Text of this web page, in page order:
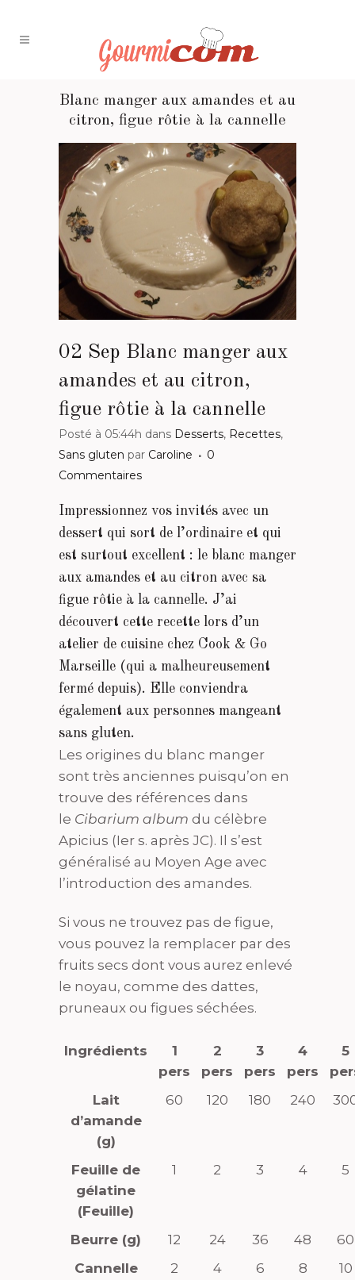
Blanc manger aux amandes et au
citron, figue rôtie à la cannelle
02 Sep Blanc manger aux
amandes et au citron,
figue rôtie à la cannelle
Posté à 05:44h dans Desserts, Recettes,
Sans gluten par Caroline
0
Commentaires
Impressionnez vos invités avec un
dessert qui sort de l’ordinaire et qui
est surtout excellent : le blanc manger
aux amandes et au citron avec sa
figue rôtie à la cannelle. J’ai
découvert cette recette lors d’un
atelier de cuisine chez Cook & Go
Marseille (qui a malheureusement
fermé depuis). Elle conviendra
également aux personnes mangeant
sans gluten.
Les origines du blanc manger
sont très anciennes puisqu’on en
trouve des références dans
le Cibarium album du célèbre
Apicius (Ier s. après JC). Il s’est
généralisé au Moyen Age avec
l’introduction des amandes.
Si vous ne trouvez pas de figue,
vous pouvez la remplacer par des
fruits secs dont vous aurez enlevé
le noyau, comme des dattes,
pruneaux ou figues séchées.
Ingrédients
1
pers
2
pers
3
pers
4
pers
5
Lait
d’amande
(g)
60 120 180 240
Feuille de
gélatine
(Feuille)
1 2 3 4 5
Beurre (g) 12 24 36 48
60
Cannelle
2 4 6 8 10